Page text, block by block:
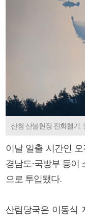
산청 산불현장 진화헬기.
이날 일출 시간인 오
경남도·국방부 등이
으로 투입됐다.
산림당국은 이동식